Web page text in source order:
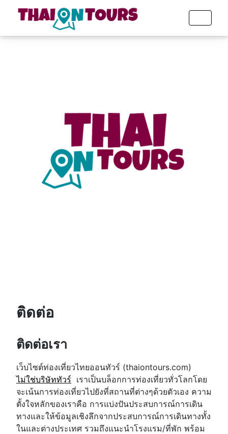
ติดต่อ
ติดต่อเรา
เว็บไซต์ท่องเที่ยวไทยออนทัวร์ (thaiontours.com)
ไม่ใช่บริษัททัวร์ เราเป็นบล็อกการท่องเที่ยวทั่วโลกโดย
จะเน้นการท่องเที่ยวไปยังที่สถานที่ต่างๆด้วยตัวเอง ความ
ตั้งใจหลักของเราคือ การแบ่งปันประสบการณ์การเดิน
ทางและให้ข้อมูลเชิงลึกจากประสบการณ์การเดินทางทั้ง
ในและต่างประเทศ รวมถึงแนะนำโรงแรม/ที่พัก พร้อม